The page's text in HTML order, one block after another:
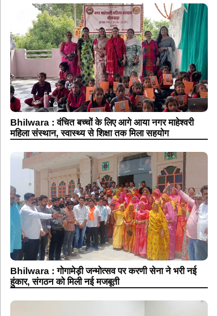
Bhilwara : वंचित बच्चों के लिए आगे आया नगर माहेश्वरी
महिला संस्थान, स्वास्थ्य से शिक्षा तक मिला सहयोग
Bhilwara : गोगामेड़ी जन्मोत्सव पर करणी सेना ने भरी नई
हुंकार, संगठन को मिली नई मजबूती